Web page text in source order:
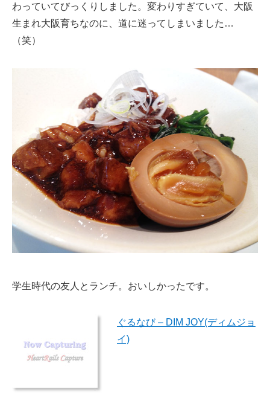
わっていてびっくりしました。変わりすぎていて、大阪
生まれ大阪育ちなのに、道に迷ってしまいました…
（笑）
学生時代の友人とランチ。おいしかったです。
ぐるなび – DIM JOY(ディムジョ
イ)